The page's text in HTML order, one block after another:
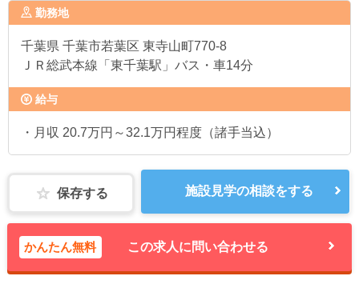
勤務地
千葉県 千葉市若葉区 東寺山町770-8
ＪＲ総武本線「東千葉駅」バス・車14分
給与
・月収 20.7万円～32.1万円程度（諸手当込）
保存する 施設見学の相談をする
かんたん無料 この求人に問い合わせる